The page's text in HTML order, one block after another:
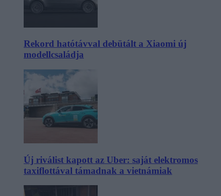
Rekord hatótávval debütált a Xiaomi új
modellcsaládja
Új riválist kapott az Uber: saját elektromos
taxiflottával támadnak a vietnámiak